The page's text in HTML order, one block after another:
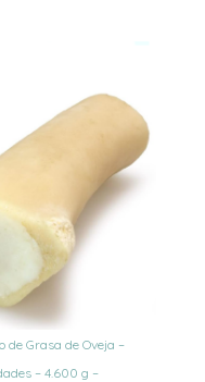
de Grasa de Oveja –
– 4.600 g –